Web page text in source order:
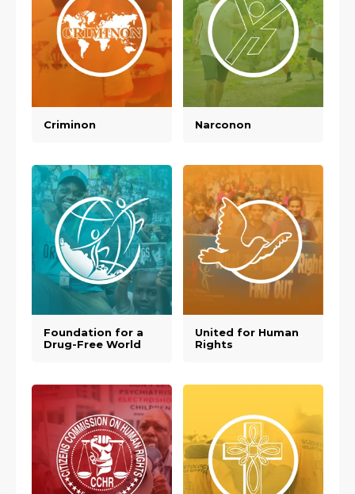
Criminon Narconon
Foundation for a
Drug-Free World
United for Human
Rights